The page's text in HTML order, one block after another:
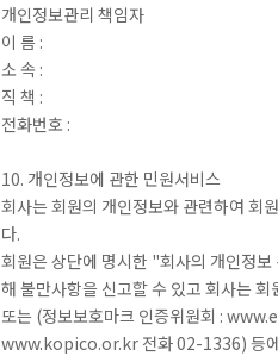
개인정보관리 책임자
이 름 :
소 속 :
직 책 :
전화번호 :
10. 개인정보에 관한 민원서비스
회사는 회원의 개인정보와 관련하여 회
다.
회원은 상단에 명시한 "회사의 개인정
해 불만사항을 신고할 수 있고 회사는
또는 (정보보호마크 인증위원회 :
www.kopico.or.kr 전화 02-1336) 등에